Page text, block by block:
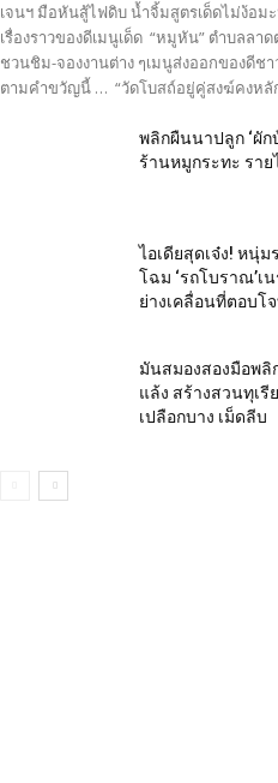
เจนฯ มือหันสู้ไฟดิบ น้ำจิ้มสูตรเด็ดไม่ง้อมะ
เรื่องราวของดีเมนูเด็ด “หมูหัน” ตำบลลา
ชวนชิม-จองงานต่าง ๆเมนูส่งออกของดีช
ตามคำขวัญนี้ … “วัดโบสถ์อยู่คู่สงฆ์คงหลั
พลิกผืนนาปลูก ‘ผัก
ร้านหมูกระทะ ราย
ไอเดียสุดเจ๋ง! หนุ่
โฉม ‘รถโบราณ’เ
ย่างเคลื่อนที่ตอบโ
มันสมองสองมือพลิ
แล้ง สร้างสวนทุเรี
เปลือกบาง เม็ดลีบ